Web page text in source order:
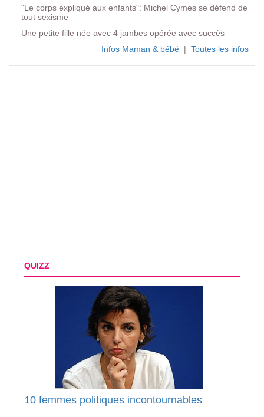
"Le corps expliqué aux enfants": Michel Cymes se défend de
tout sexisme
Une petite fille née avec 4 jambes opérée avec succès
Infos Maman & bébé | Toutes les infos
QUIZZ
10 femmes politiques incontournables